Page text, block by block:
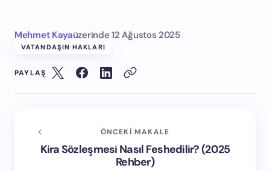
Mehmet Kayaüzerinde 12 Ağustos 2025
VATANDAŞIN HAKLARI
PAYLAŞ
ÖNCEKI MAKALE
Kira Sözleşmesi Nasıl Feshedilir? (2025
Rehber)